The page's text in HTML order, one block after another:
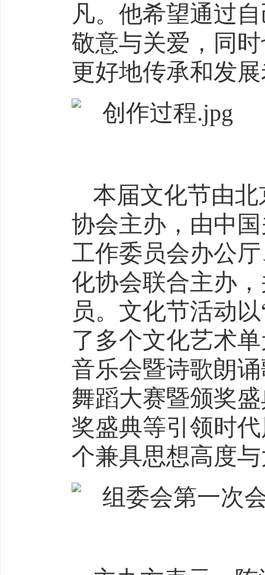
凡。他希望通过
敬意与关爱，同
更好地传承和发
本届文化节由
协会主办，由中
工作委员会办公
化协会联合主办
员。文化节活动
了多个文化艺术
音乐会暨诗歌朗
舞蹈大赛暨颁奖
奖盛典等引领时
个兼具思想高度